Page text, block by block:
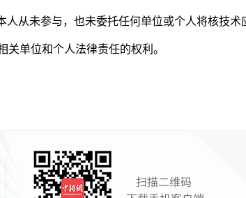
未参与，也未委托任何单位或个人将核技术
单位和个人法律责任的权利。